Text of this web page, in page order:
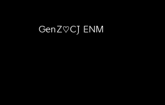
GenZ♡CJ ENM